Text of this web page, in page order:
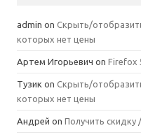
admin on Скрыть/
которых нет цены
Артем Игорьевич on Firefox
Тузик on Скрыть/
которых нет цены
Андрей on Получить скидку